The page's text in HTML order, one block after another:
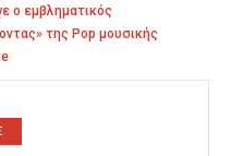
ο εμβληματικός
της Pop μουσικής